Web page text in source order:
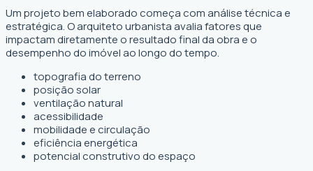
Um projeto bem elaborado começa com análise técnica e
estratégica. O arquiteto urbanista avalia fatores que
impactam diretamente o resultado final da obra e o
desempenho do imóvel ao longo do tempo.
topografia do terreno
posição solar
ventilação natural
acessibilidade
mobilidade e circulação
eficiência energética
potencial construtivo do espaço